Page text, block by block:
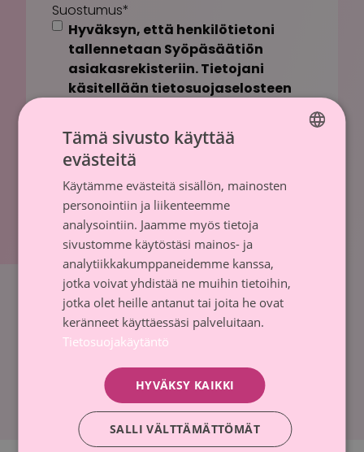
Suostumus*
Hyväksyn, että henkilötietoni
tallennetaan Syöpäsäätiön
asiakasrekisteriin. Tietojani
käsitellään tietosuojaselosteen
Käsittelemme henkilötietojasitietosuojaselosteen
mukaisesti.
Haluatko maksaa yrityksesi
lahjoituksen laskulla?
Haluatko maksaa yrityksesi lahjoituksen laskulla?
Tilaa lasku
SWEDISH
Tämä sivusto käyttää
evästeitä
Käytämme evästeitä sisällön, mainosten
personointiin ja liikenteemme
analysointiin. Jaamme myös tietoja
sivustomme käytöstäsi mainos- ja
analytiikkakumppaneidemme kanssa,
jotka voivat yhdistää ne muihin tietoihin,
jotka olet heille antanut tai joita he ovat
keränneet käyttäessäsi palveluitaan.
Tietosuojakäytäntö
HYVÄKSY KAIKKI
SALLI VÄLTTÄMÄTTÖMÄT